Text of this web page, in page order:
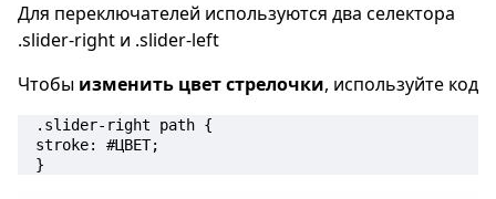
Для переключателей используются два селектора
.slider-right и .slider-left
Чтобы изменить цвет стрелочки, используйте код
.slider-right path {
stroke: #ЦВЕТ;
}